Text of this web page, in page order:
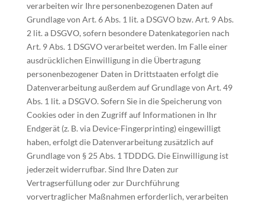
verarbeiten wir Ihre personenbezogenen Daten auf
Grundlage von Art. 6 Abs. 1 lit. a DSGVO bzw. Art. 9 Abs.
2 lit. a DSGVO, sofern besondere Datenkategorien nach
Art. 9 Abs. 1 DSGVO verarbeitet werden. Im Falle einer
ausdrücklichen Einwilligung in die Übertragung
personenbezogener Daten in Drittstaaten erfolgt die
Datenverarbeitung außerdem auf Grundlage von Art. 49
Abs. 1 lit. a DSGVO. Sofern Sie in die Speicherung von
Cookies oder in den Zugriff auf Informationen in Ihr
Endgerät (z. B. via Device-Fingerprinting) eingewilligt
haben, erfolgt die Datenverarbeitung zusätzlich auf
Grundlage von § 25 Abs. 1 TDDDG. Die Einwilligung ist
jederzeit widerrufbar. Sind Ihre Daten zur
Vertragserfüllung oder zur Durchführung
vorvertraglicher Maßnahmen erforderlich, verarbeiten